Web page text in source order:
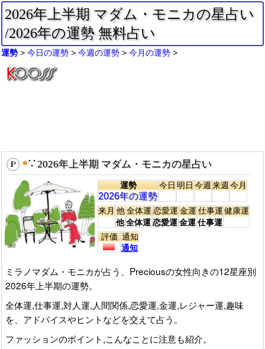
2026年上半期 マダム・モニカの星占い
/2026年の運勢 無料占い
運勢 今日の運勢 今週の運勢 今月の運勢
●∵2026年上半期 マダム・モニカの星占い
運勢
2026年の運勢
今日明日今週来週今月
来月他
他
全体運
全体運
恋愛運
恋愛運
金運
金運
仕事運
仕事運
健康運
評価 通知
通知
ミラノマダム・モニカが占う、Preciousの女性向きの12星座別
2026年上半期の運勢。
全体運,仕事運,対人運,人間関係,恋愛運,金運,レジャー運,趣味
を、アドバイスやヒントなどを交えて占う。
ファッションのポイント,こんなことに注意も紹介。